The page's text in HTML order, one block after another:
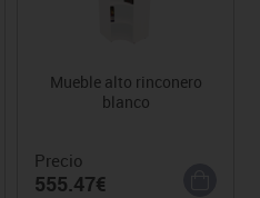
Mueble alto rinconero
blanco
Precio
555.47€